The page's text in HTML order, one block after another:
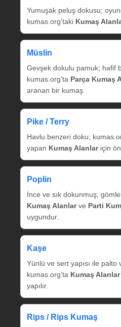
Yumuşak peluş dokusu;
kumas.org’taki Kumaş
Müslin
Gevşek dokulu pamuk; hafif
kumas.org’ta Parça Kumaş
aranan bir kumaş.
Pike / Terry
Havlu benzeri doku;
yapan Kumaş Alanlariçin
Poplin
İnce ve sık dokunmuş;
Kumaş Alanlarve Parti
uygundur.
Kaşe
Yünlü ve sert yapısı ile palto
kumas.org’ta Kumaş Alanlar
yapılır.
Rips / Rips Kumaş